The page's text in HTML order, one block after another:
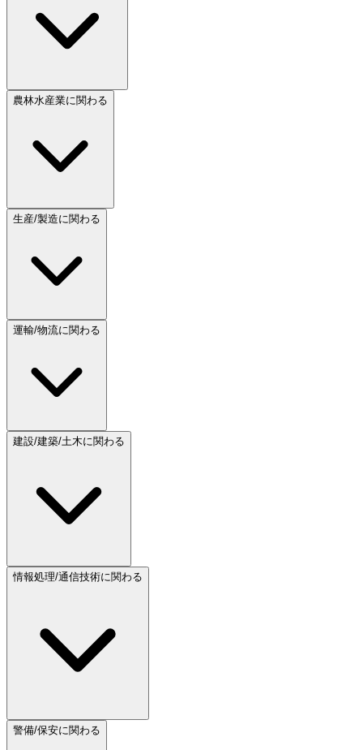
農林水産業に関わる
生産/製造に関わる
運輸/物流に関わる
建設/建築/土木に関わる
情報処理/通信技術に関わる
警備/保安に関わる